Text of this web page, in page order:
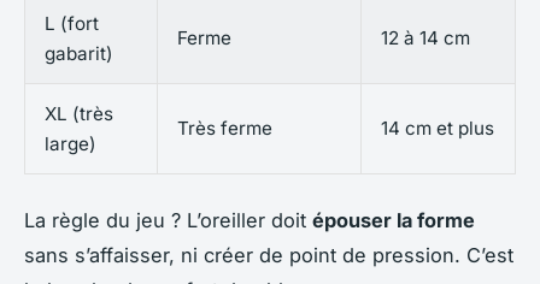
L (fort
gabarit)
Ferme 12 à 14 cm
XL (très
large)
Très ferme 14 cm et plus
La règle du jeu ? L’oreiller doit épouser la forme
sans s’affaisser, ni créer de point de pression. C’est